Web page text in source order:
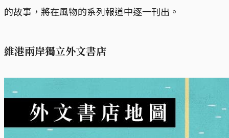
的故事，將在風物的系列報道中逐一刊出。
維港兩岸獨立外文書店